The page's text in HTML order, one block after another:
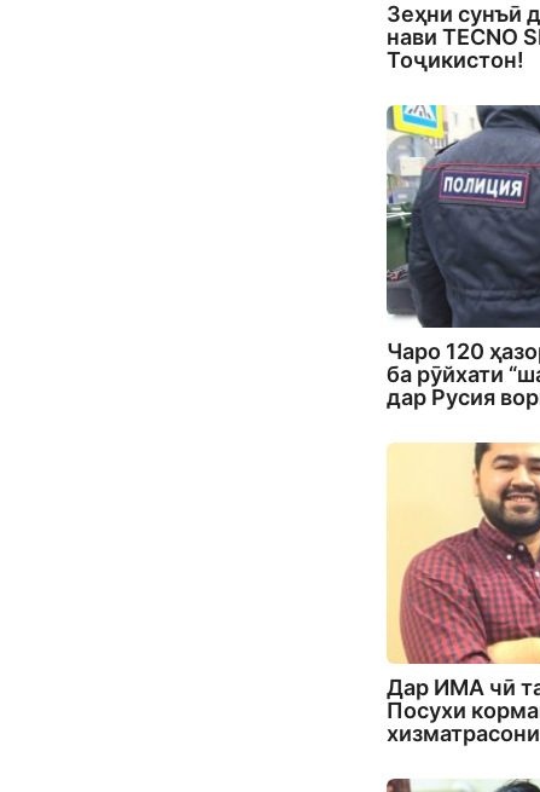
Зеҳни сунъӣ
нави TECNO
Тоҷикистон!
Чаро 120
ба рӯйхати
дар Русия
Дар ИМА чӣ
Посухи